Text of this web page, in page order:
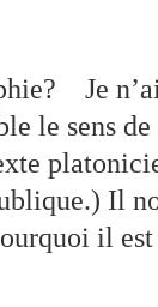
Je
le sens
Il
il